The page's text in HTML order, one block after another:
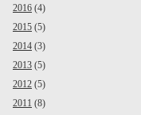
2016 (4)
2015 (5)
2014 (3)
2013 (5)
2012 (5)
2011 (8)